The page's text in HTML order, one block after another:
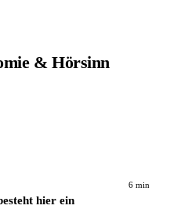
& Hörsinn
6 min
hier ein